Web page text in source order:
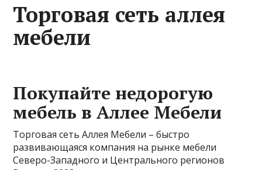
Торговая сеть аллея
мебели
Покупайте недорогую
мебель в Аллее Мебели
Торговая сеть Аллея Мебели – быстро
развивающаяся компания на рынке мебели
Северо-Западного и Центрального регионов